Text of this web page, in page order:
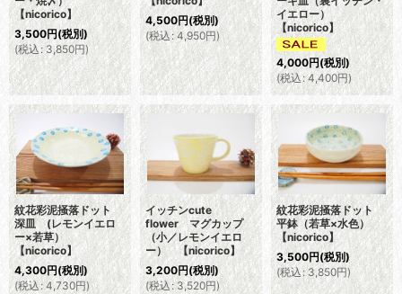
【nicorico】
3,500円(税別)
(税込 : 3,850円)
4,500円(税別)
(税込: 4,950円)
イエロー）
【nicorico】
4,000円(税別)
(税込: 4,400円)
紋花彩泥掻落ドット
深皿 (レモンイエロ
ー×若草）
【nicorico】
4,300円(税別)
(税込 : 4,730円)
イッチンcute
flower マグカップ
（小／レモンイエロ
ー） 【nicorico】
3,200円(税別)
(税込: 3,520円)
紋花彩泥掻落ドット
平鉢（若草×水色）
【nicorico】
3,500円(税別)
(税込: 3,850円)